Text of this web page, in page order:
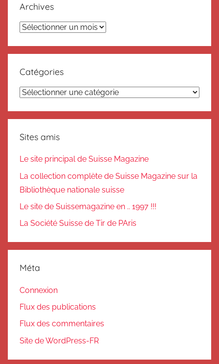
Archives
Archives
Catégories
Catégories
Sites amis
Le site principal de Suisse Magazine
La collection complète de Suisse Magazine sur la
Bibliothèque nationale suisse
Le site de Suissemagazine en .. 1997 !!!
La Société Suisse de Tir de PAris
Méta
Connexion
Flux des publications
Flux des commentaires
Site de WordPress-FR